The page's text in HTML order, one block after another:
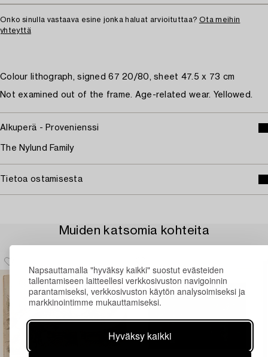
Napsauttamalla "hyväksy kaikki" suostut evästeiden
tallentamiseen laitteellesi verkkosivuston navigoinnin
parantamiseksi, verkkosivuston käytön analysoimiseksi ja
markkinointimme mukauttamiseksi.
Hyväksy kaikki
Onko sinulla vastaava esine jonka haluat arvioituttaa? Ota meihin
yhteyttä
Colour lithograph, signed 67 20/80, sheet 47.5 x 73 cm
Not examined out of the frame. Age-related wear. Yellowed.
Alkuperä - Provenienssi
The Nylund Family
Tietoa ostamisesta
Muiden katsomia kohteita